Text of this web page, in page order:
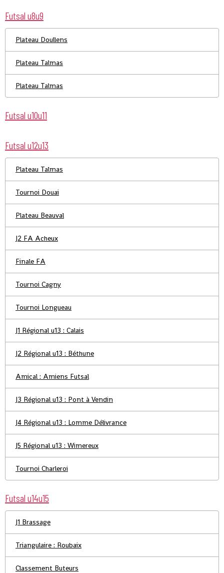
Futsal u8u9
Plateau Doullens
Plateau Talmas
Plateau Talmas
Futsal u10u11
Futsal u12u13
Plateau Talmas
Tournoi Douai
Plateau Beauval
J2 FA Acheux
Finale FA
Tournoi Cagny
Tournoi Longueau
J1 Régional u13 : Calais
J2 Régional u13 : Béthune
Amical : Amiens Futsal
J3 Régional u13 : Pont à Vendin
J4 Régional u13 : Lomme Délivrance
J5 Régional u13 : Wimereux
Tournoi Charleroi
Futsal u14u15
J1 Brassage
Triangulaire : Roubaix
Classement Buteurs